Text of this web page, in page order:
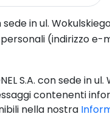
(all'indirizzo e-mail fornito) a fini di marketing, ai
di newsletter contenenti informazioni commerciali e di
S.A. con sede in ul.
contenenti
nella nostra